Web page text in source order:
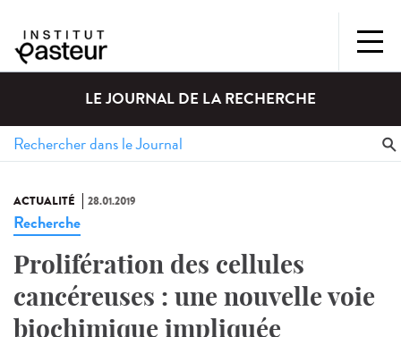
LE JOURNAL DE LA RECHERCHE
ACTUALITÉ 28.01.2019
Recherche
Prolifération des cellules
cancéreuses : une nouvelle voie
biochimique impliquée